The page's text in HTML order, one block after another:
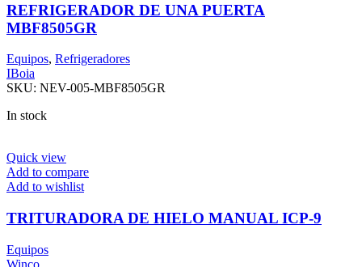
REFRIGERADOR DE UNA PUERTA
MBF8505GR
Equipos, Refrigeradores
IBoia
SKU: NEV-005-MBF8505GR
In stock
Quick view
Add to compare
Add to wishlist
TRITURADORA DE HIELO MANUAL ICP-9
Equipos
Winco